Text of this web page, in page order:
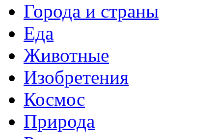
Города и страны
Еда
Животные
Изобретения
Космос
Природа